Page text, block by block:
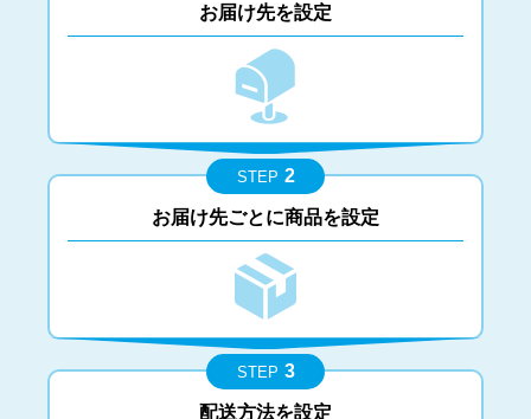
お届け先を設定
STEP 2
お届け先ごとに商品を設定
STEP 3
配送方法を設定